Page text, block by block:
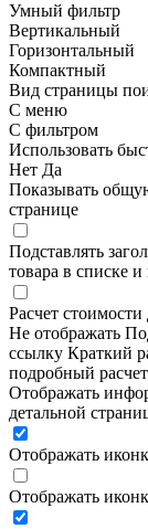
Умный фильтр
Вертикальный
Горизонтальный
Компактный
Вид страницы
С меню
С фильтром
Использовать
Нет Да
Показывать
странице
Подставлять
товара в списке
Расчет стоимости
Не отображать
ссылку Краткий
подробный расчет
Отображать
детальной
Отображать
Отображать